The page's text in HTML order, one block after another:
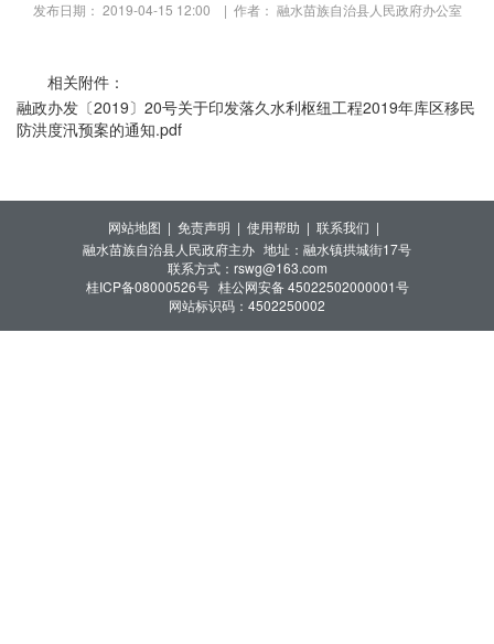
发布日期： 2019-04-15 12:00 | 作者： 融水苗族自治县人民政府办公室
相关附件：
融政办发〔2019〕20号关于印发落久水利枢纽工程2019年库区移民
防洪度汛预案的通知.pdf
网站地图 | 免责声明 | 使用帮助 | 联系我们 |
融水苗族自治县人民政府主办 地址：融水镇拱城街17号
联系方式：rswg@163.com
桂ICP备08000526号 桂公网安备 45022502000001号
网站标识码：4502250002